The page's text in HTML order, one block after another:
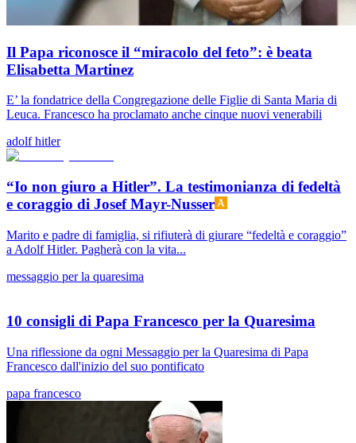
Il Papa riconosce il “miracolo del feto”: è beata
Elisabetta Martinez
E’ la fondatrice della Congregazione delle Figlie di Santa Maria di
Leuca. Francesco ha proclamato anche cinque nuovi venerabili
adolf hitler
“Io non giuro a Hitler”. La testimonianza di fedeltà
e coraggio di Josef Mayr-Nusser
Marito e padre di famiglia, si rifiuterà di giurare “fedeltà e coraggio”
a Adolf Hitler. Pagherà con la vita...
messaggio per la quaresima
10 consigli di Papa Francesco per la Quaresima
Una riflessione da ogni Messaggio per la Quaresima di Papa
Francesco dall'inizio del suo pontificato
papa francesco